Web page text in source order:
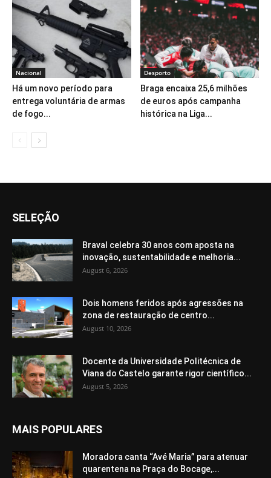
Nacional
Há um novo período para
entrega voluntária de armas
de fogo...
Desporto
Braga encaixa 25,6 milhões
de euros após campanha
histórica na Liga...
SELEÇÃO
Braval celebra 30 anos com aposta na
inovação, sustentabilidade e melhoria...
August 6, 2026
Dois homens feridos após agressões na
zona de restauração de centro...
August 10, 2026
Docente da Universidade Politécnica de
Viana do Castelo garante rigor científico...
August 5, 2026
MAIS POPULARES
Moradora canta “Avé Maria” para atenuar
quarentena na Praça do Bocage,...